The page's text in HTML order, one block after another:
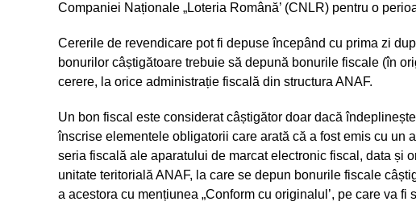
Companiei Naționale „Loteria Română’ (CNLR) pentru o
Cererile de revendicare pot fi depuse începând cu prima zi
bonurilor câștigătoare trebuie să depună bonurile fiscale (în
cerere, la orice administrație fiscală din structura ANAF.
Un bon fiscal este considerat câștigător doar dacă
înscrise elementele obligatorii care arată că a fost emis cu un
seria fiscală ale aparatului de marcat electronic fiscal, data și
unitate teritorială ANAF, la care se depun bonurile fiscale
a acestora cu mențiunea „Conform cu originalul’, pe care va fi